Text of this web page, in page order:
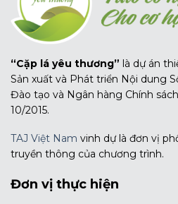
“Cặp lá yêu thương” là dự án
Sản xuất và Phát triển Nội dung
Đào tạo và Ngân hàng Chính
10/2015.
TAJ Việt Nam vinh dự là đơn vị
truyền thông của chương trình.
Đơn vị thực hiện